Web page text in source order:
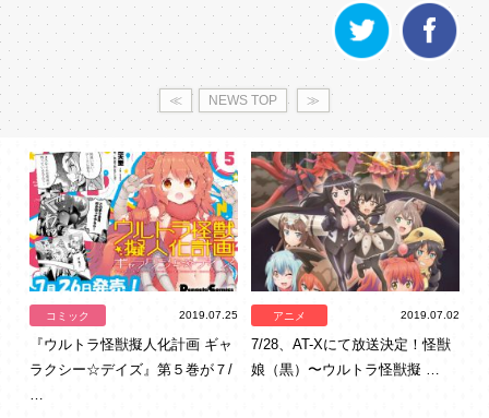
≪ NEWS TOP ≫
コミック 2019.07.25
『ウルトラ怪獣擬人化計画 ギャ
ラクシー☆デイズ』第５巻が７/
…
アニメ 2019.07.02
7/28、AT-Xにて放送決定！怪獣
娘（黒）〜ウルトラ怪獣擬 …